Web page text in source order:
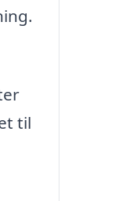
til